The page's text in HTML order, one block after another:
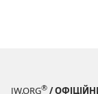
JW.ORG® /